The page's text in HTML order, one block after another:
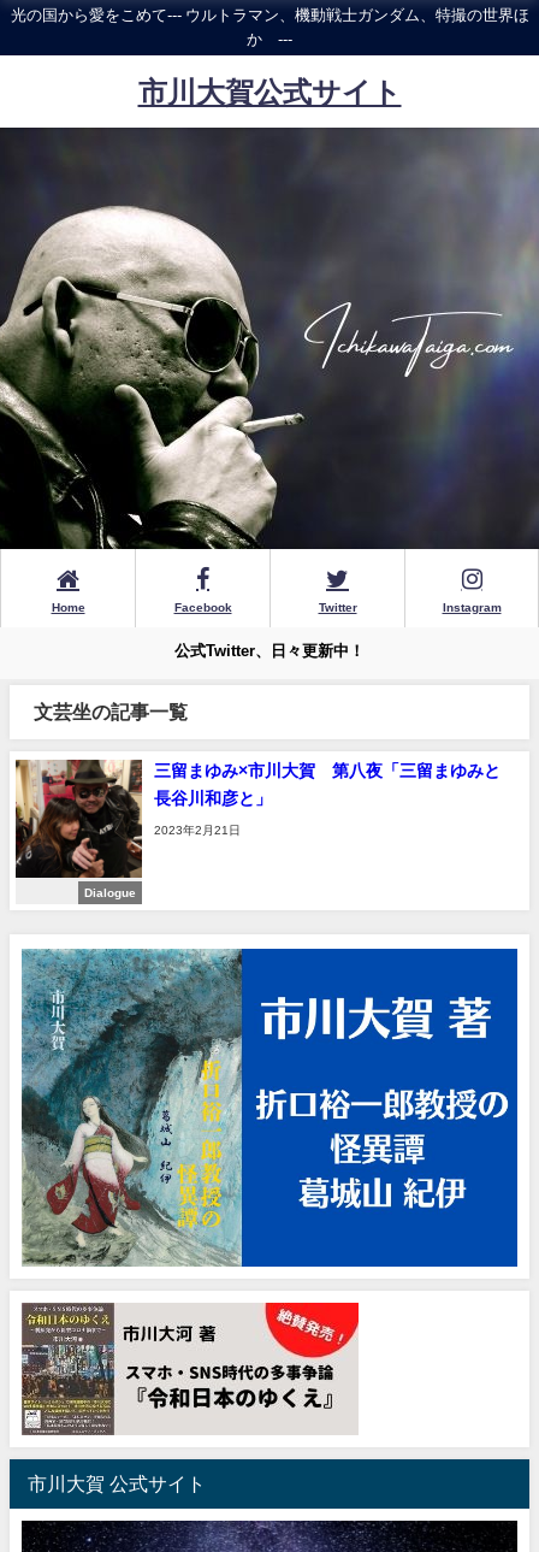
光の国から愛をこめて--- ウルトラマン、機動戦士ガンダム、特撮の世界ほ
か ---
市川大賀公式サイト
Home Facebook Twitter Instagram
公式Twitter、日々更新中！
文芸坐の記事一覧
Dialogue
三留まゆみ×市川大賀 第八夜「三留まゆみと
長谷川和彦と」
2023年2月21日
市川大賀 公式サイト